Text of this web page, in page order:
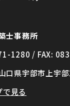
士事務所
1280 / FAX:
口県宇部市上宇
見る